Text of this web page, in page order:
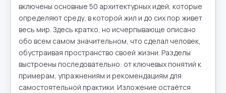
включены основные 50 архитектурных идей, которые
определяют среду, в которой жил и до сих пор живет
весь мир. Здесь кратко, но исчерпывающе описано
обо всем самом значительном, что сделал человек,
обустраивая пространство своей жизни. Разделы
выстроены последовательно: от ключевых понятий к
примерам, упражнениям и рекомендациям для
самостоятельной практики. Изложение остаётся